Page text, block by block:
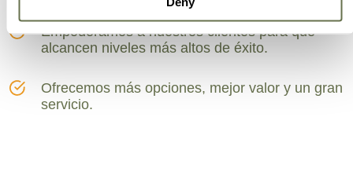
Empoderamos a nuestros clientes para que
alcancen niveles más altos de éxito.
Ofrecemos más opciones, mejor valor y un gran
servicio.